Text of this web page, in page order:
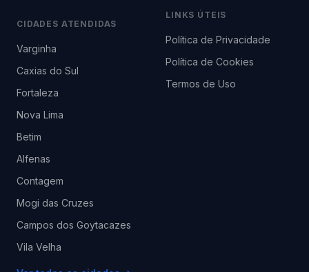
CIDADES ATENDIDAS
Varginha
Caxias do Sul
Fortaleza
Nova Lima
Betim
Alfenas
Contagem
Mogi das Cruzes
Campos dos Goytacazes
Vila Velha
LINKS ÚTEIS
Política de Privacidade
Política de Cookies
Termos de Uso